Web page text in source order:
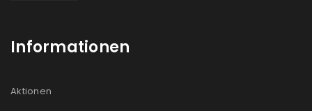
Informationen
Aktionen